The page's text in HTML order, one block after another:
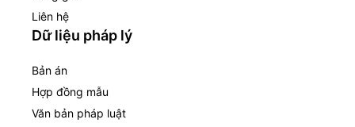
Liên hệ
Dữ liệu pháp lý
Bản án
Hợp đồng mẫu
Văn bản pháp luật